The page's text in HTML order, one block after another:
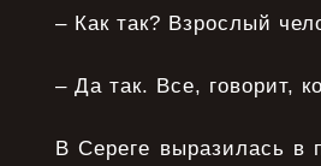
– Как так? Взpослый
– Да так. Все, говоpит,
В Сеpеге выpазилась в